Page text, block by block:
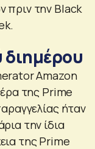
πριν την Black
διημέρου
Amazon
της Prime
ήταν
την ίδια
της Prime